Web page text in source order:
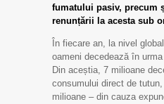
fumatului pasiv, precum
renunțării la acesta sub
În fiecare an, la nivel
oameni decedează în
Din aceștia, 7 milioane
consumului direct de
milioane – din cauza